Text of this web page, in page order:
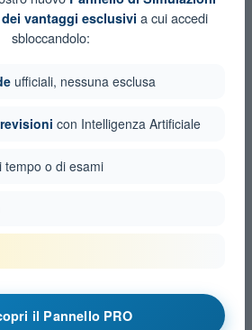
vantaggi esclusivi a cui accedi
sbloccandolo:
ufficiali, nessuna esclusa
con Intelligenza Artificiale
tempo o di esami
il Pannello PRO